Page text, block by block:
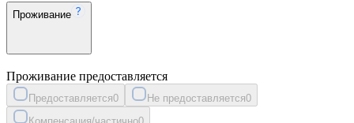
Проживание
Проживание предоставляется
Предоставляется0 Не предоставляется0